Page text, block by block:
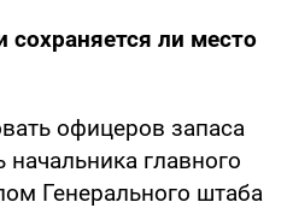
ли место
офицеров запаса
главного
Генерального штаба